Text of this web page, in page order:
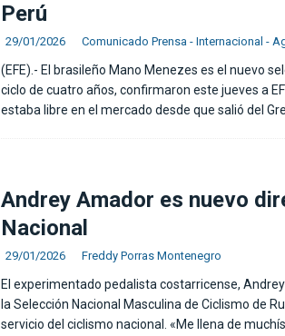
Perú
29/01/2026 Comunicado Prensa - Internacional -
(EFE).- El brasileño Mano Menezes es el nuevo
ciclo de cuatro años, confirmaron este jueves a
estaba libre en el mercado desde que salió del
Andrey Amador es nuevo
Nacional
29/01/2026 Freddy Porras Montenegro
El experimentado pedalista costarricense,
la Selección Nacional Masculina de Ciclismo de
servicio del ciclismo nacional. «Me llena de